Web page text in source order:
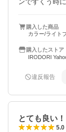
時の音は何度
らなくなりまし
全体的に見て
購入した商品
カラー/ライト
購入したストア
IRODORI
違反報告
とても良い！
5.0